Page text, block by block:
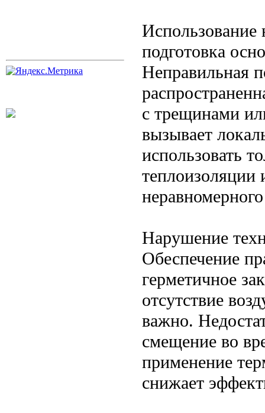
Использование
подготовка
Неправильная
с трещинами
вызывает
использовать
теплоизоляции
Нарушение
Обеспечение
герметичное
отсутствие
важно.
смещение во
применение
снижает